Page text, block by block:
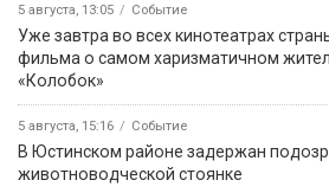
5 августа, 13:05 Событие
Уже завтра во всех кинотеатрах
фильма о самом харизматичном
«Колобок»
5 августа, 15:16 Событие
В Юстинском районе задержан
животноводческой стоянке